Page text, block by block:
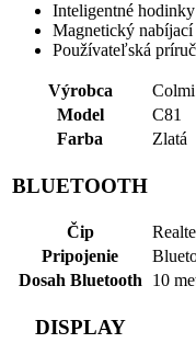
Inteligentné hodinky
Magnetický
Používateľská
Výrobca
Colmi
Model
C81
Farba
Zlatá
BLUETOOTH
Čip
Pripojenie
Dosah Bluetooth
10
DISPLAY